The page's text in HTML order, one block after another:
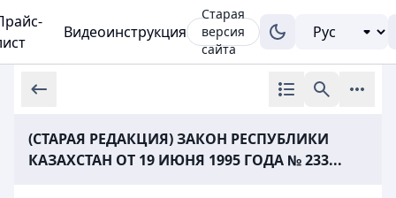
Видеоинструкция
Старая
версия
сайта
(СТАРАЯ РЕДАКЦИЯ) ЗАКОН РЕСПУБЛИКИ
КАЗАХСТАН ОТ 19 ИЮНЯ 1995 ГОДА № 233...